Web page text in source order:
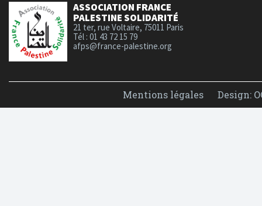
ASSOCIATION FRANCE
PALESTINE SOLIDARITÉ
21 ter, rue Voltaire, 75011 Paris
Tél : 01 43 72 15 79
afps@france-palestine.org
Mentions légales Design: